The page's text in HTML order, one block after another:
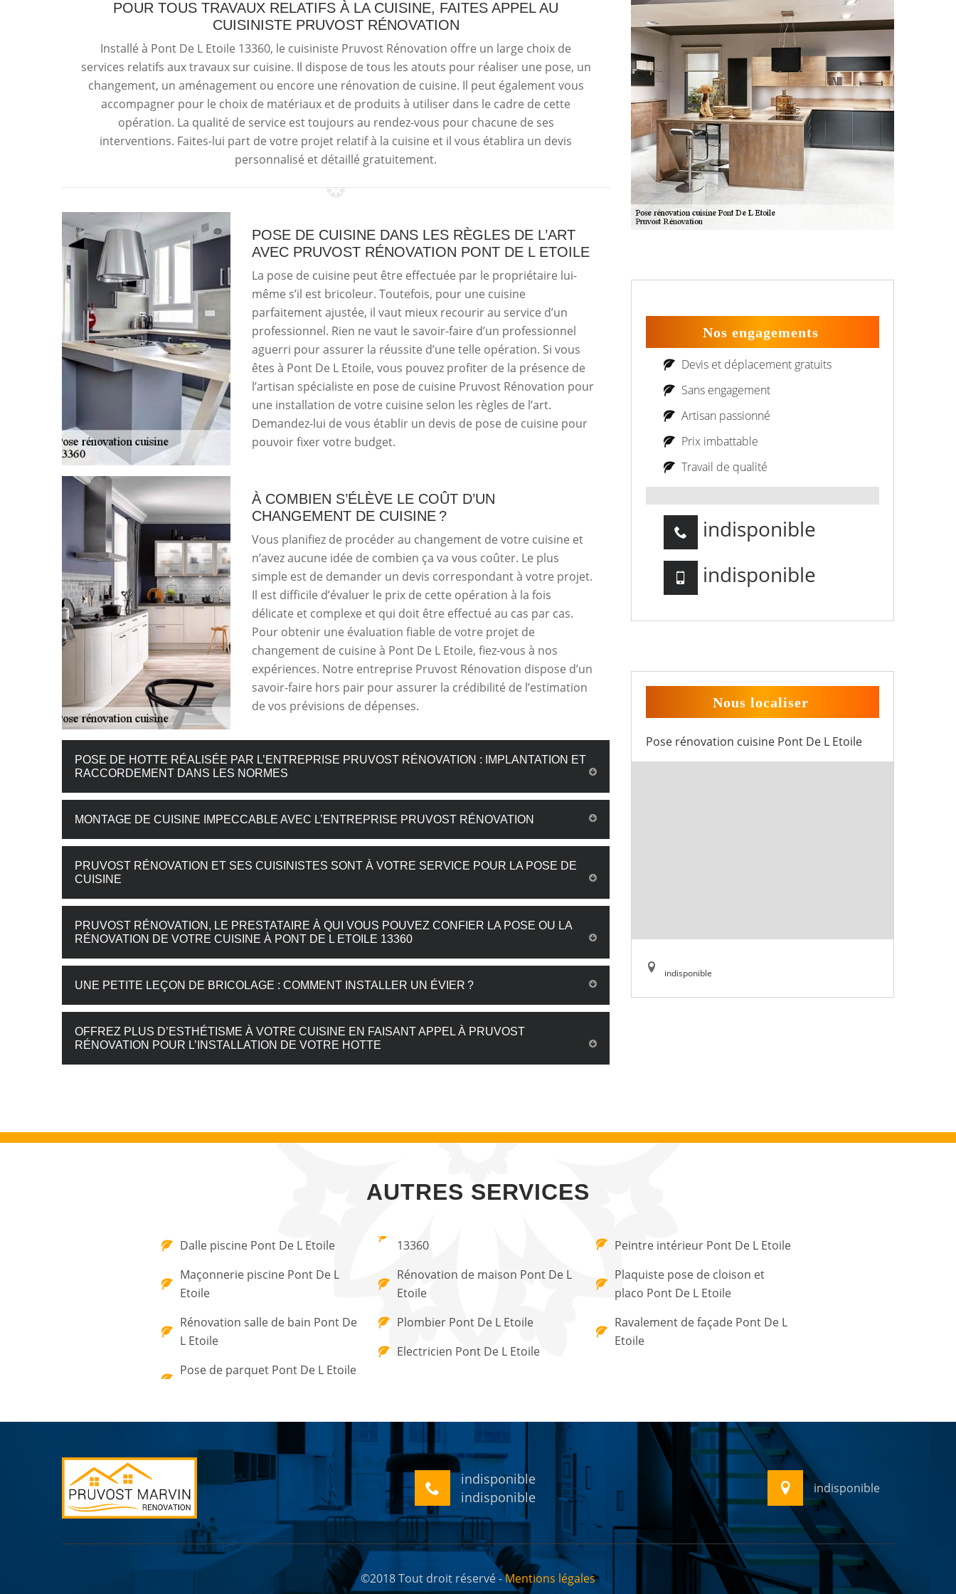
POUR TOUS TRAVAUX RELATIFS À LA CUISINE, FAITES APPEL AU
CUISINISTE PRUVOST RÉNOVATION
Installé à Pont De L Etoile 13360, le cuisiniste Pruvost Rénovation offre un large choix de
services relatifs aux travaux sur cuisine. Il dispose de tous les atouts pour réaliser une pose, un
changement, un aménagement ou encore une rénovation de cuisine. Il peut également vous
accompagner pour le choix de matériaux et de produits à utiliser dans le cadre de cette
opération. La qualité de service est toujours au rendez-vous pour chacune de ses
interventions. Faites-lui part de votre projet relatif à la cuisine et il vous établira un devis
personnalisé et détaillé gratuitement.
POSE DE CUISINE DANS LES RÈGLES DE L’ART
AVEC PRUVOST RÉNOVATION PONT DE L ETOILE
La pose de cuisine peut être effectuée par le propriétaire lui-
même s’il est bricoleur. Toutefois, pour une cuisine
parfaitement ajustée, il vaut mieux recourir au service d’un
professionnel. Rien ne vaut le savoir-faire d’un professionnel
aguerri pour assurer la réussite d’une telle opération. Si vous
êtes à Pont De L Etoile, vous pouvez profiter de la présence de
l’artisan spécialiste en pose de cuisine Pruvost Rénovation pour
une installation de votre cuisine selon les règles de l’art.
Demandez-lui de vous établir un devis de pose de cuisine pour
pouvoir fixer votre budget.
À COMBIEN S’ÉLÈVE LE COÛT D’UN
CHANGEMENT DE CUISINE ?
Vous planifiez de procéder au changement de votre cuisine et
n’avez aucune idée de combien ça va vous coûter. Le plus
simple est de demander un devis correspondant à votre projet.
Il est difficile d’évaluer le prix de cette opération à la fois
délicate et complexe et qui doit être effectué au cas par cas.
Pour obtenir une évaluation fiable de votre projet de
changement de cuisine à Pont De L Etoile, fiez-vous à nos
expériences. Notre entreprise Pruvost Rénovation dispose d’un
savoir-faire hors pair pour assurer la crédibilité de l’estimation
de vos prévisions de dépenses.
POSE DE HOTTE RÉALISÉE PAR L’ENTREPRISE PRUVOST RÉNOVATION : IMPLANTATION ET
RACCORDEMENT DANS LES NORMES
MONTAGE DE CUISINE IMPECCABLE AVEC L’ENTREPRISE PRUVOST RÉNOVATION
PRUVOST RÉNOVATION ET SES CUISINISTES SONT À VOTRE SERVICE POUR LA POSE DE
CUISINE
PRUVOST RÉNOVATION, LE PRESTATAIRE À QUI VOUS POUVEZ CONFIER LA POSE OU LA
RÉNOVATION DE VOTRE CUISINE À PONT DE L ETOILE 13360
UNE PETITE LEÇON DE BRICOLAGE : COMMENT INSTALLER UN ÉVIER ?
OFFREZ PLUS D’ESTHÉTISME À VOTRE CUISINE EN FAISANT APPEL À PRUVOST
RÉNOVATION POUR L’INSTALLATION DE VOTRE HOTTE
Nos engagements
Devis et déplacement gratuits
Sans engagement
Artisan passionné
Prix imbattable
Travail de qualité
indisponible
indisponible
Nous localiser
Pose rénovation cuisine Pont De L Etoile
indisponible
AUTRES SERVICES
Dalle piscine Pont De L Etoile
Maçonnerie piscine Pont De L
Etoile
Rénovation salle de bain Pont De
L Etoile
Pose de parquet Pont De L Etoile
13360
Rénovation de maison Pont De L
Etoile
Plombier Pont De L Etoile
Electricien Pont De L Etoile
Peintre intérieur Pont De L Etoile
Plaquiste pose de cloison et
placo Pont De L Etoile
Ravalement de façade Pont De L
Etoile
indisponible
indisponible
indisponible
©2018 Tout droit réservé -Mentions légales